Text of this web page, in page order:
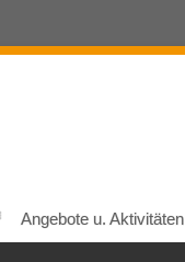
Angebote u. Aktivitäten